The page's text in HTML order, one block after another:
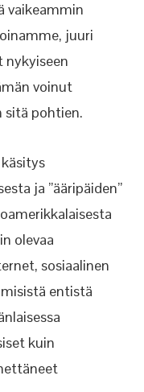
vaikeammin
juuri
voinut
sitä pohtien.
ja ”ääripäiden”
olevaa
sosiaalinen
entistä
kuin